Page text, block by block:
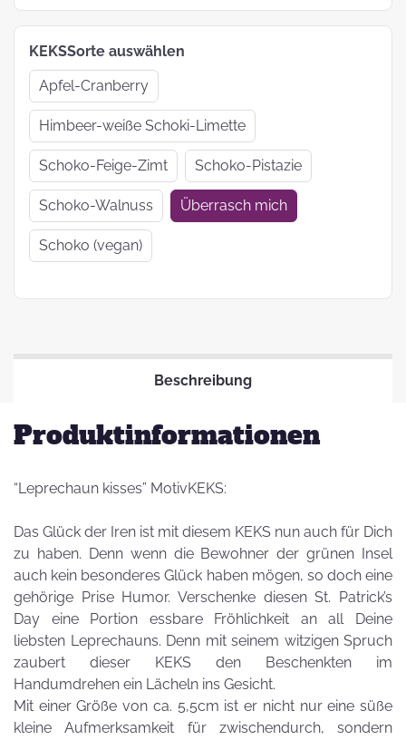
KEKSSorte auswählen
Apfel-Cranberry
Himbeer-weiße Schoki-Limette
Schoko-Feige-Zimt Schoko-Pistazie
Schoko-Walnuss Überrasch mich
Schoko (vegan)
Beschreibung
Produktinformationen
“Leprechaun kisses” MotivKEKS:
Das Glück der Iren ist mit diesem KEKS nun auch für Dich
zu haben. Denn wenn die Bewohner der grünen Insel
auch kein besonderes Glück haben mögen, so doch eine
gehörige Prise Humor. Verschenke diesen St. Patrick’s
Day eine Portion essbare Fröhlichkeit an all Deine
liebsten Leprechauns. Denn mit seinem witzigen Spruch
zaubert dieser KEKS den Beschenkten im
Handumdrehen ein Lächeln ins Gesicht.
Mit einer Größe von ca. 5,5cm ist er nicht nur eine süße
kleine Aufmerksamkeit für zwischendurch, sondern